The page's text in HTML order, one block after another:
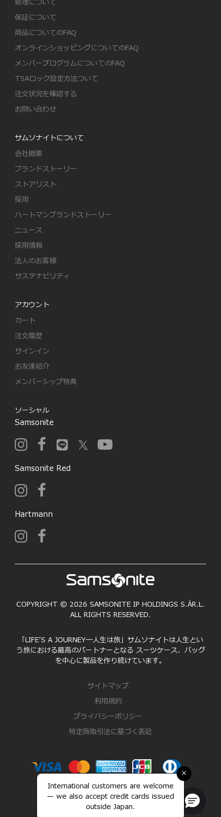
×
International customers are welcome
— we also accept credit cards issued
outside Japan.
修理について
保証について
商品についてのFAQ
オンラインショッピングについてのFAQ
メンバープログラムについてのFAQ
TSAロック設定方法ついて
注文状況を確認する
お問い合わせ
サムソナイトについて
会社概要
ブランドストーリー
ストアリスト
採用
ハートマンブランドストーリー
ニュース
採用情報
法人のお客様
サステナビリティ
アカウント
カート
注文履歴
サインイン
お友達紹介
メンバーシップ特典
ソーシャル
Samsonite
Samsonite Red
Hartmann
COPYRIGHT © 2026 SAMSONITE IP HOLDINGS S.ÀR.L.
ALL RIGHTS RESERVED.
「LIFE'S A JOURNEY―人生は旅」サムソナイトは人生とい
う旅における最高のパートナーとなる スーツケース、バッグ
を中心に製品を作り続けています。
サイトマップ
利用規約
プライバシーポリシー
特定商取引法に基づく表記